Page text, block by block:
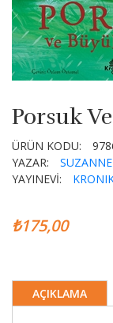
Porsuk
ÜRÜN KODU:
YAZAR:
YAYINEVİ:
₺175,00
AÇIKLAMA